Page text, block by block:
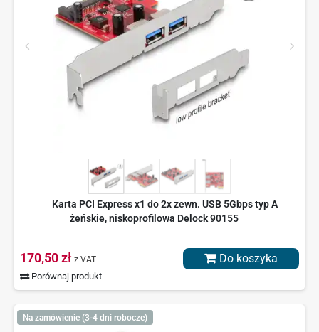
Karta PCI Express x1 do 2x zewn. USB 5Gbps typ A
żeńskie, niskoprofilowa Delock 90155
170,50 zł z VAT
Porównaj produkt
Do koszyka
Na zamówienie (3-4 dni robocze)